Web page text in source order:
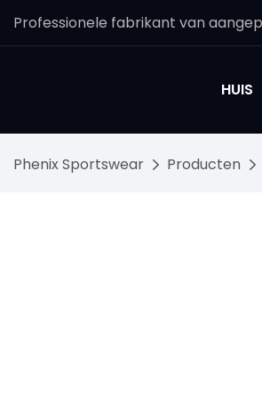
Professionele fabrikant van
HUIS
Phenix Sportswear Producten